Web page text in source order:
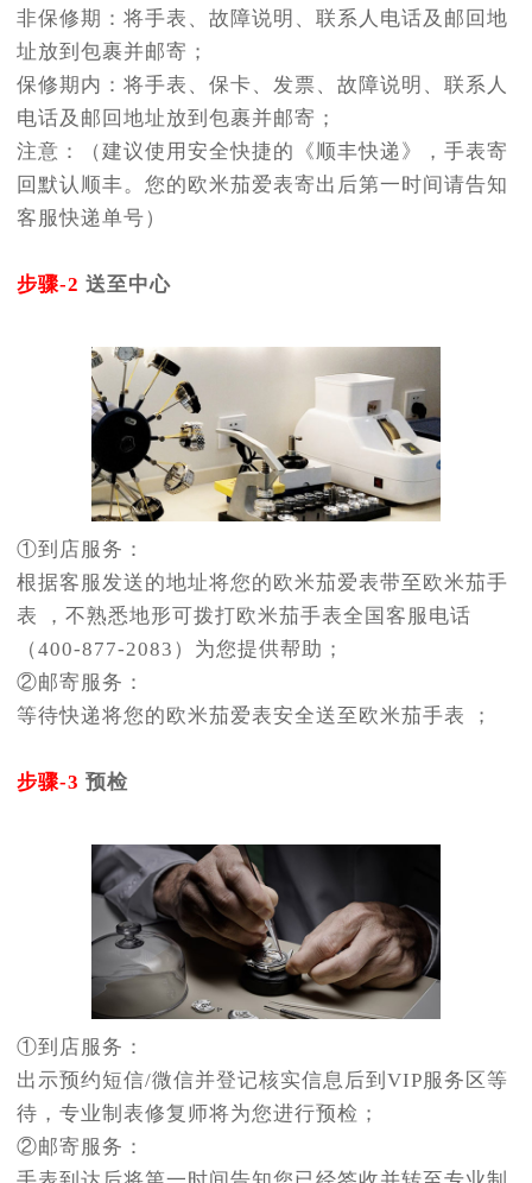
非保修期：将手表、故障说明、联系人电话及邮回地
址放到包裹并邮寄；
保修期内：将手表、保卡、发票、故障说明、联系人
电话及邮回地址放到包裹并邮寄；
注意：（建议使用安全快捷的《顺丰快递》，手表寄
回默认顺丰。您的欧米茄爱表寄出后第一时间请告知
客服快递单号）
步骤-2 送至中心
①到店服务：
根据客服发送的地址将您的欧米茄爱表带至欧米茄手
表 ，不熟悉地形可拨打欧米茄手表全国客服电话
（400-877-2083）为您提供帮助；
②邮寄服务：
等待快递将您的欧米茄爱表安全送至欧米茄手表 ；
步骤-3 预检
①到店服务：
出示预约短信/微信并登记核实信息后到VIP服务区等
待，专业制表修复师将为您进行预检；
②邮寄服务：